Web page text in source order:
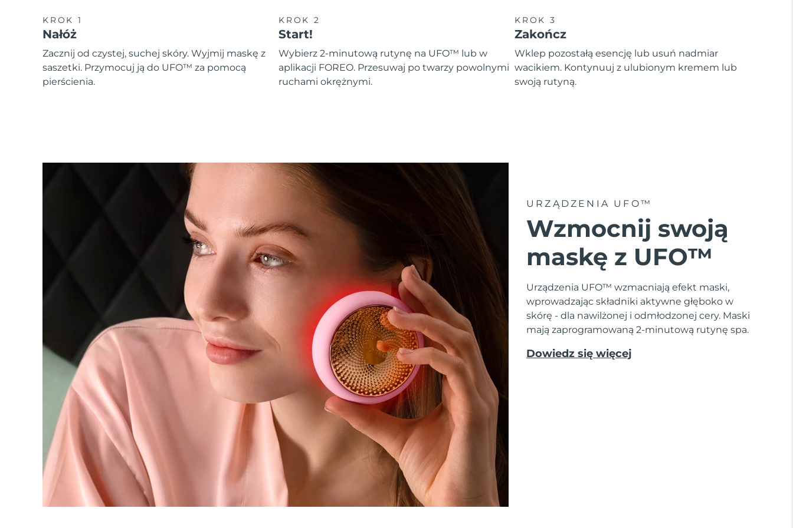
KROK 1
Nałóż
Zacznij od czystej, suchej skóry. Wyjmij maskę z
saszetki. Przymocuj ją do UFO™ za pomocą
pierścienia.
KROK 2
Start!
Wybierz 2-minutową rutynę na UFO™ lub w
aplikacji FOREO. Przesuwaj po twarzy powolnymi
ruchami okrężnymi.
KROK 3
Zakończ
Wklep pozostałą esencję lub usuń nadmiar
wacikiem. Kontynuuj z ulubionym kremem lub
swoją rutyną.
URZĄDZENIA UFO™
Wzmocnij swoją
maskę z UFO™
Urządzenia UFO™ wzmacniają efekt maski,
wprowadzając składniki aktywne głęboko w
skórę - dla nawilżonej i odmłodzonej cery. Maski
mają zaprogramowaną 2-minutową rutynę spa.
Dowiedz się więcej